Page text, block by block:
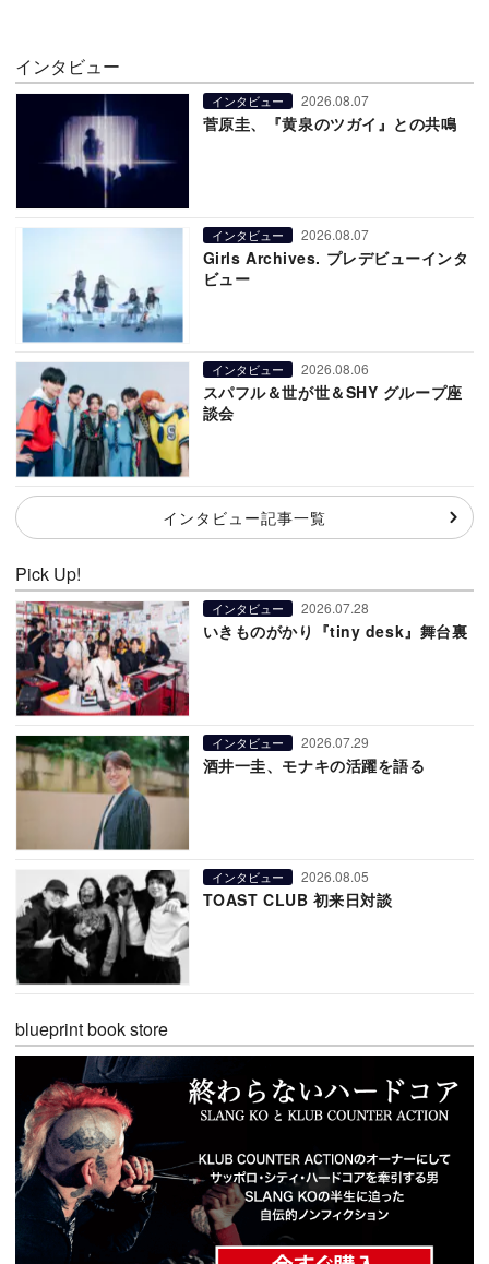
インタビュー
インタビュー 2026.08.07
菅原圭、『黄泉のツガイ』との共鳴
インタビュー 2026.08.07
Girls Archives. プレデビューインタ
ビュー
インタビュー 2026.08.06
スパフル＆世が世＆SHY グループ座
談会
インタビュー記事一覧
Pick Up!
インタビュー 2026.07.28
いきものがかり『tiny desk』舞台裏
インタビュー 2026.07.29
酒井一圭、モナキの活躍を語る
インタビュー 2026.08.05
TOAST CLUB 初来日対談
blueprint book store